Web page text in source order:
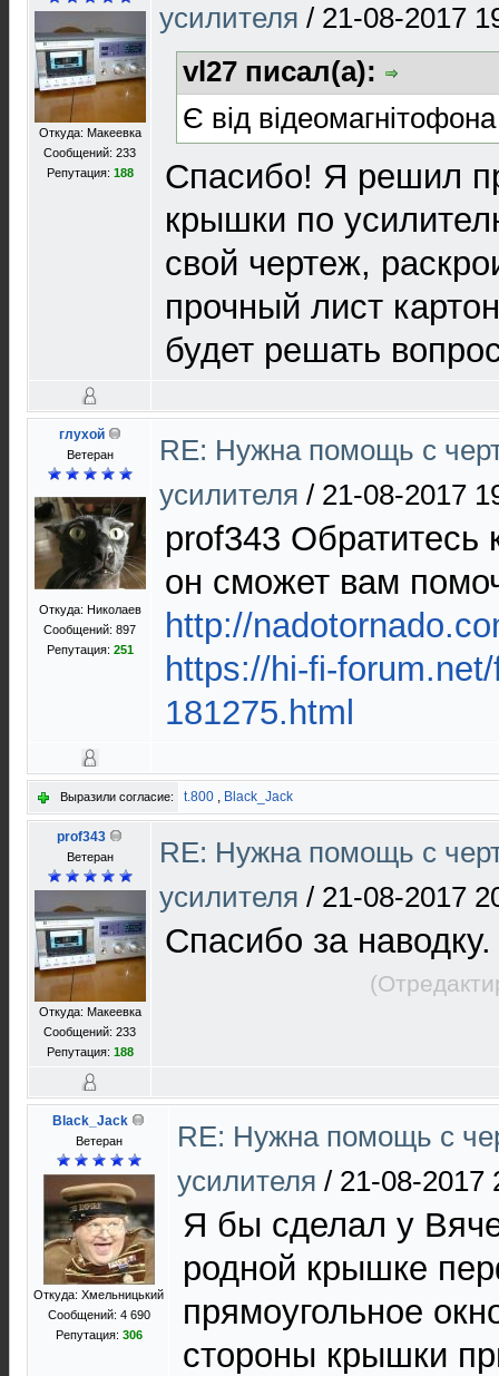
Откуда: Макеевка
Сообщений: 233
Репутация: 188
усилителя / 21-08-2017
vl27 писал(а):
Є від відеомагнітофона
Спасибо! Я решил
крышки по
свой чертеж,
прочный лист
будет решать
глухой
Ветеран
Откуда: Николаев
Сообщений: 897
Репутация: 251
RE: Нужна помощь с
усилителя / 21-08-2017
prof343
он сможет вам
http://
https://hi-fi-
181275.html
Выразили согласие: t.800 , Black_Jack
prof343
Ветеран
Откуда: Макеевка
Сообщений: 233
Репутация: 188
RE: Нужна помощь с
усилителя / 21-08-2017
Спасибо за наводку.
Black_Jack
Ветеран
Откуда: Хмельницький
Сообщений: 4 690
Репутация: 306
RE: Нужна помощь с
усилителя / 21-08-2017
Я бы сделал у
родной крышке
прямоугольное
стороны крышки